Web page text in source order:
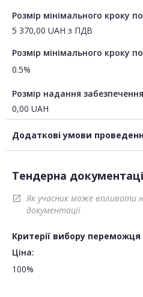
Розмір мінімального кроку
5 370,00 UAH з ПДВ
Розмір мінімального кроку
0.5%
Розмір надання
0,00 UAH
Додаткові умови
Тендерна
open_in_new
Як учасник може впливати
документації
Критерії вибору переможця
Ціна:
100%